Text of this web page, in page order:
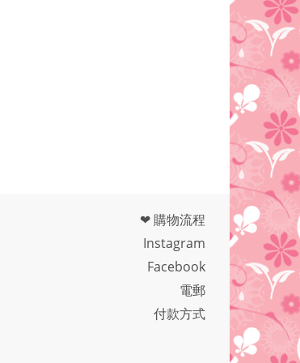
❤ 購物流程
Instagram
Facebook
電郵
付款方式